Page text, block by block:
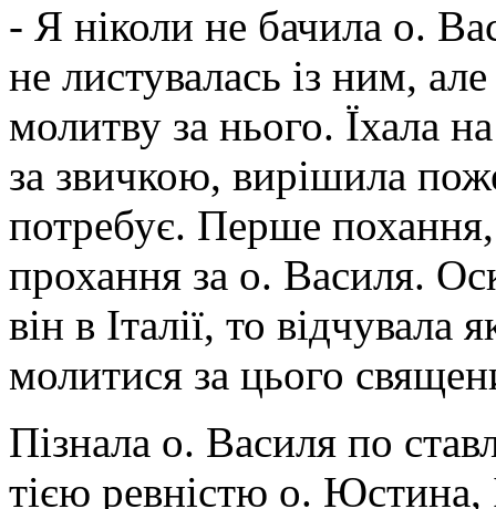
- Я ніколи не бачила о.
не листувалась із ним,
молитву за нього. Їхала
за звичкою, вирішила
потребує. Перше
прохання за о. Василя.
він в Італії, то
молитися за цього
Пізнала о. Василя по
тією ревністю о. Юстина,